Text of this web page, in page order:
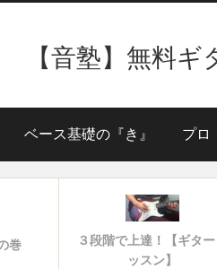
【音塾】無料
ベース基礎の『き』 プロ
巻
３段階で上達！【ギター
ッスン】